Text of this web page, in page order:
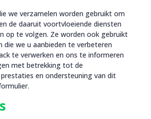
we verzamelen worden gebruikt om
de daaruit voortvloeiende diensten
op te volgen. Ze worden ook gebruikt
die we u aanbieden te verbeteren
te verwerken en ons te informeren
met betrekking tot de
en ondersteuning van dit